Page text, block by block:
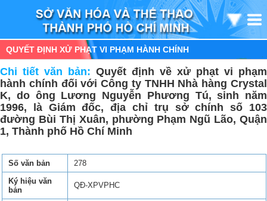
QUYẾT ĐỊNH XỬ PHẠT VI PHẠM HÀNH CHÍNH
Chi tiết văn bản: Quyết định về xử phạt vi phạm
hành chính đối với Công ty TNHH Nhà hàng Crystal
K, do ông Lương Nguyễn Phương Tú, sinh năm
1996, là Giám đốc, địa chỉ trụ sở chính số 103
đường Bùi Thị Xuân, phường Phạm Ngũ Lão, Quận
1, Thành phố Hồ Chí Minh
Số văn bản
278
Ký hiệu văn
bản
QĐ-XPVPHC